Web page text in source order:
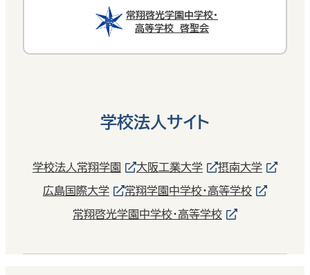
常翔啓光学園中学校・
高等学校 啓聖会
学校法人サイト
学校法人常翔学園 大阪工業大学 摂南大学
広島国際大学 常翔学園中学校・高等学校
常翔啓光学園中学校・高等学校